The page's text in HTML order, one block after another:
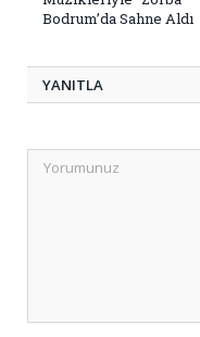
Bodrum’da Sahne Aldı
YANITLA